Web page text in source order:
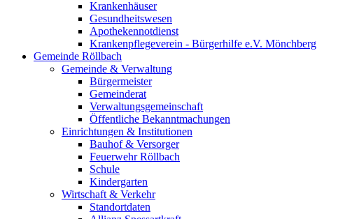
Krankenhäuser
Gesundheitswesen
Apothekennotdienst
Krankenpflegeverein - Bürgerhilfe e.V. Mönchberg
Gemeinde Röllbach
Gemeinde & Verwaltung
Bürgermeister
Gemeinderat
Verwaltungsgemeinschaft
Öffentliche Bekanntmachungen
Einrichtungen & Institutionen
Bauhof & Versorger
Feuerwehr Röllbach
Schule
Kindergarten
Wirtschaft & Verkehr
Standortdaten